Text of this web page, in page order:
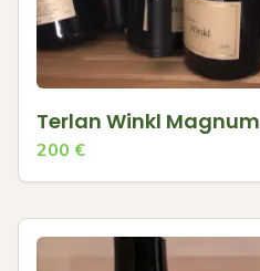
Terlan Winkl Magnum
200 €